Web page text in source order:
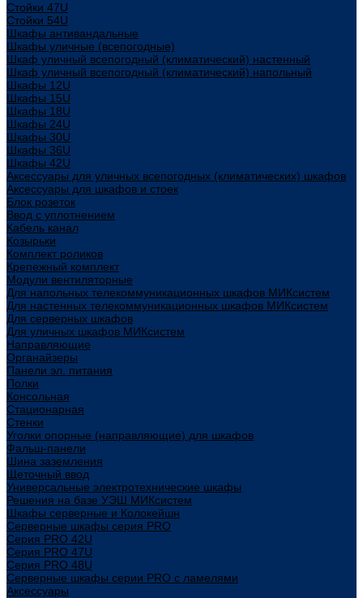
Стойки 47U
Стойки 54U
Шкафы антивандальные
Шкафы уличные (всепогодные)
Шкаф уличный всепогодный (климатический) настенный
Шкаф уличный всепогодный (климатический) напольный
Шкафы 12U
Шкафы 15U
Шкафы 18U
Шкафы 24U
Шкафы 30U
Шкафы 36U
Шкафы 42U
Аксессуары для уличных всепогодных (климатических) шкафов
Аксессуары для шкафов и стоек
Блок розеток
Ввод с уплотнением
Кабель канал
Козырьки
Комплект роликов
Крепежный комплект
Модули вентиляторные
Для напольных телекоммуникационных шкафов МИКсистем
Для настенных телекоммуникационных шкафов МИКсистем
Для серверных шкафов
Для уличных шкафов МИКсистем
Направляющие
Органайзеры
Панели эл. питания
Полки
Консольная
Стационарная
Стенки
Уголки опорные (направляющие) для шкафов
Фальш-панели
Шина заземления
Щеточный ввод
Универсальные электротехнические шкафы
Решения на базе УЭШ МИКсистем
Шкафы серверные и Колокейшн
Серверные шкафы серия PRO
Серия PRO 42U
Серия PRO 47U
Серия PRO 48U
Серверные шкафы серии PRO с ламелями
Аксессуары